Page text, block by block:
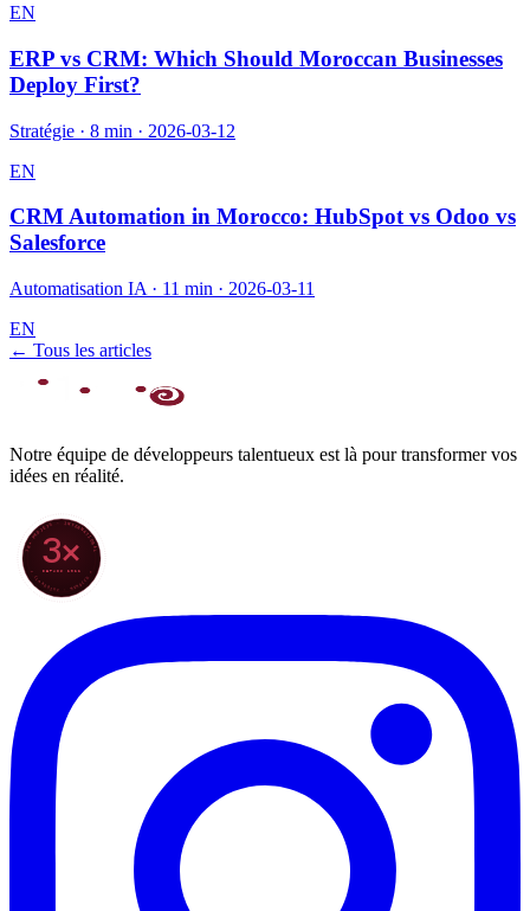
EN
ERP vs CRM: Which Should Moroccan Businesses
Deploy First?
Stratégie · 8 min · 2026-03-12
EN
CRM Automation in Morocco: HubSpot vs Odoo vs
Salesforce
Automatisation IA · 11 min · 2026-03-11
EN
← Tous les articles
Notre équipe de développeurs talentueux est là pour transformer vos
idées en réalité.
70+ PROJETS · INTERNATIONAL
★ CLARODIGI · MOROCCO ★
3×
DEPUIS 2022